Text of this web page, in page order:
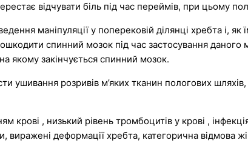
відчувати біль під час переймів, при цьому
маніпуляції у поперековій ділянці хребта і,
спинний мозок під час застосування
якому закінчується спинний мозок.
ушивання розривів м’яких тканин пологових
крові , низький рівень тромбоцитів у крові ,
виражені деформації хребта, категорична відмова